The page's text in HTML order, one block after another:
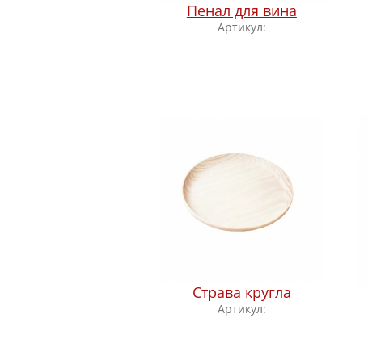
Пенал для вина
Артикул:
Страва кругла
Артикул: